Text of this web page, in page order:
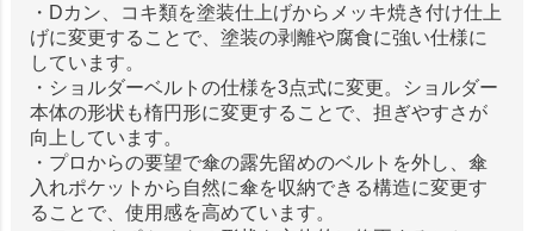
・Dカン、コキ類を塗装仕上げからメッキ焼き付け仕上
げに変更することで、塗装の剥離や腐食に強い仕様に
しています。
・ショルダーベルトの仕様を3点式に変更。ショルダー
本体の形状も楕円形に変更することで、担ぎやすさが
向上しています。
・プロからの要望で傘の露先留めのベルトを外し、傘
入れポケットから自然に傘を収納できる構造に変更す
ることで、使用感を高めています。